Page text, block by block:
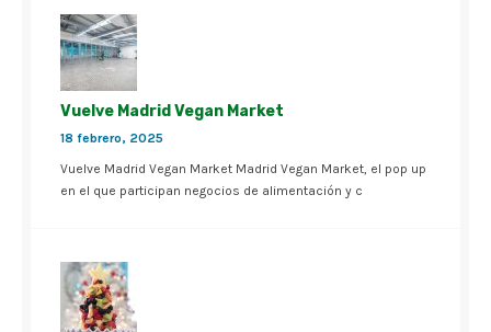
Vuelve Madrid Vegan Market
18 febrero, 2025
Vuelve Madrid Vegan Market Madrid Vegan Market, el pop up
en el que participan negocios de alimentación y c